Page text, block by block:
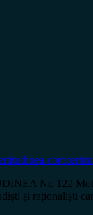
Nr. 122
și raționaliști